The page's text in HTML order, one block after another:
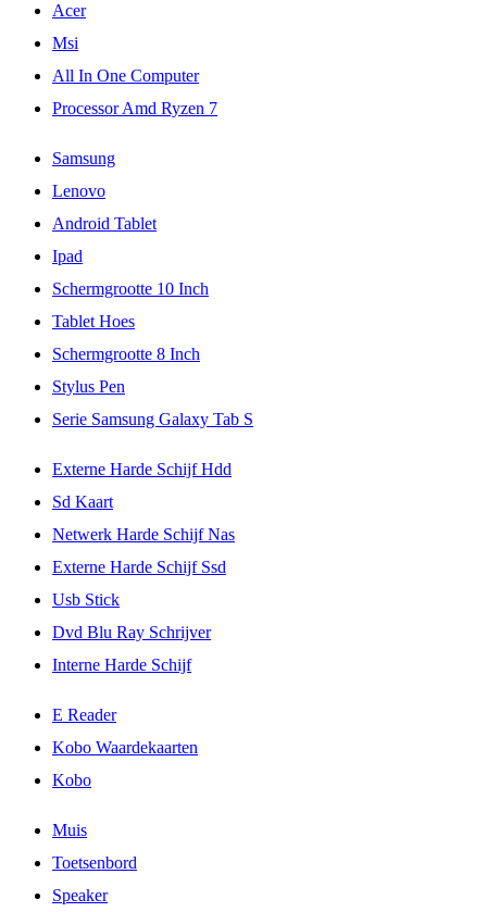
Acer
Msi
All In One Computer
Processor Amd Ryzen 7
Samsung
Lenovo
Android Tablet
Ipad
Schermgrootte 10 Inch
Tablet Hoes
Schermgrootte 8 Inch
Stylus Pen
Serie Samsung Galaxy Tab S
Externe Harde Schijf Hdd
Sd Kaart
Netwerk Harde Schijf Nas
Externe Harde Schijf Ssd
Usb Stick
Dvd Blu Ray Schrijver
Interne Harde Schijf
E Reader
Kobo Waardekaarten
Kobo
Muis
Toetsenbord
Speaker